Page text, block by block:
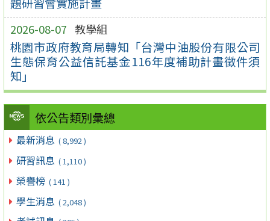
2026-08-07 教學組
桃園市政府教育局轉知「台灣中油股份有限公司
生態保育公益信託基金116年度補助計畫徵件須
知」
依公告類別彙總
最新消息 ( 8,992 )
研習訊息 ( 1,110 )
榮譽榜 ( 141 )
學生消息 ( 2,048 )